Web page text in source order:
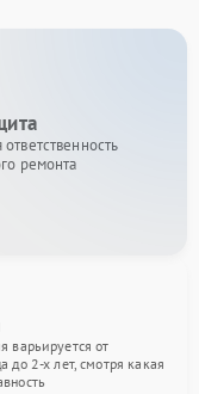
ремонта
варьируется от
до 2-х лет, смотря какая